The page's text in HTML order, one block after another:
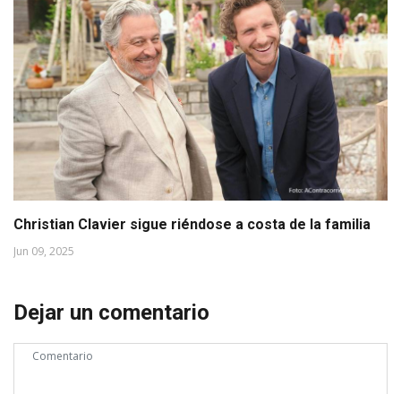
Christian Clavier sigue riéndose a costa de la familia
Jun 09, 2025
Dejar un comentario